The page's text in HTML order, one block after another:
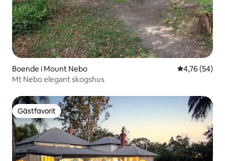
Boende i Mount Nebo 4,76 av 5 i
4,76 (54)
Mt Nebo elegant skogshus
Gästfavorit
Gästfavorit